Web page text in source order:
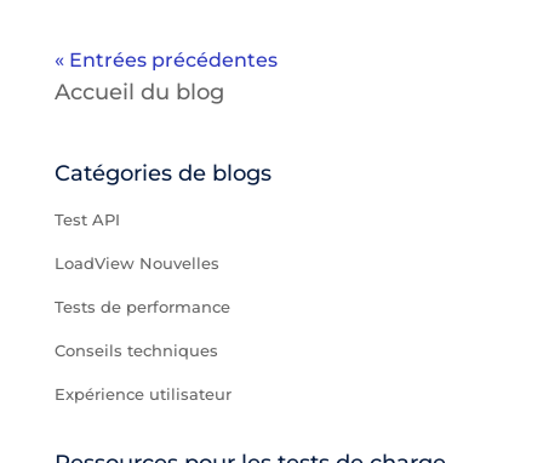
« Entrées précédentes
Accueil du blog
Catégories de blogs
Test API
LoadView Nouvelles
Tests de performance
Conseils techniques
Expérience utilisateur